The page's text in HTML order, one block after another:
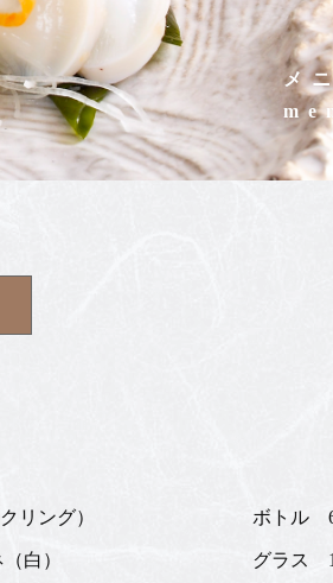
メ
リング） ボトル
白） グラス